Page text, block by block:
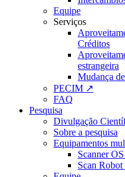
Equipe
Serviços
Créditos
estrangeira
Mudança
PECIM ↗
FAQ
Pesquisa
Divulgação
Sobre a pesquisa
Equipamentos
Scanner
Scan Robot